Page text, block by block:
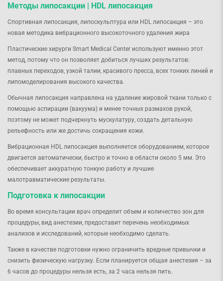
Методы липосакции | HDL липосакция
Спортивная липосакция, липоскульптура или HDL липосакция – это
новая методика вибрационного высокоточного удаления жира
Пластические хирурги Smart Medical Center используют именно этот
метод, потому что он позволяет добиться лучших результатов:
плавных переходов, узкой талии, красивого пресса, всех тонких линий и
липомоделирования высокого качества.
Обычная липосакция направлена ​​на удаление жировой ткани только с
помощью аспирации (вакуума) и менее точных размахов рукой,
поэтому не может подчеркнуть мускулатуру, создать детальную
рельефность или же достичь сокращения кожи.
Вибрационная HDL липосакция выполняется оборудованием, которое
двигается автоматически, быстро и точно в области около 5 мм. Это
обеспечивает аккуратную тонкую работу и лучшие
малотравматические результаты.
Подготовка к липосакции
Во время консультации врач определит объем и количество зон для
процедуры, вид анестезии, предоставит перечень необходимых
анализов и исследований, которые необходимо сделать.
Также в качестве подготовки нужно ограничить вредные привычки и
снизить физическую нагрузку. Если планируется общая анестезия – за
6 часов до процедуры нельзя есть, за 2 часа нельзя пить.